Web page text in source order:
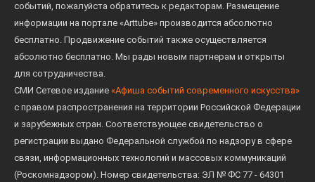
событий, пожалуйста обратитесь к редакторам. Размещение
информации на портале «Arttube» производится абсолютно
бесплатно. Продвижение событий также осуществляется
абсолютно бесплатно. Мы рады новым партнерам и открыты
для сотрудничества.
СМИ Сетевое издание «Афиша событий современного искусства»
с правом распространения на территории Российской Федерации
и зарубежных стран. Соответствующее свидетельство о
регистрации выдано Федеральной службой по надзору в сфере
связи, информационных технологий и массовых коммуникаций
(Роскомнадзором). Номер свидетельства: ЭЛ № ФС 77 - 64301